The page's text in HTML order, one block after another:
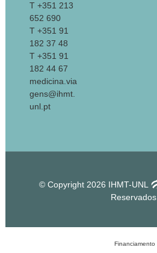
T +351 213
652 690
T +351 91
182 37 48
T +351 91
182 44 67
medicina.via
gens@ihmt.
unl.pt
© Copyright 2026 IHMT-UNL
Reservados.
Financiamento